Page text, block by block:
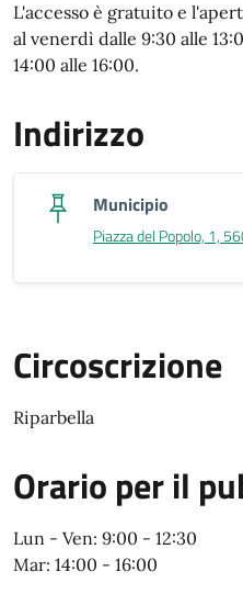
L'accesso è gratuito e
al venerdì dalle 9:30 alle
14:00 alle 16:00.
Indirizzo
Municipio
Piazza del Popolo, 1,
Circoscrizione
Riparbella
Orario per il
Orario per il pubblico
Lun - Ven: 9:00 - 12:30
Mar: 14:00 - 16:00